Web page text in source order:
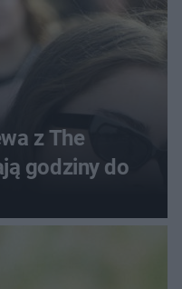
z The
godziny do